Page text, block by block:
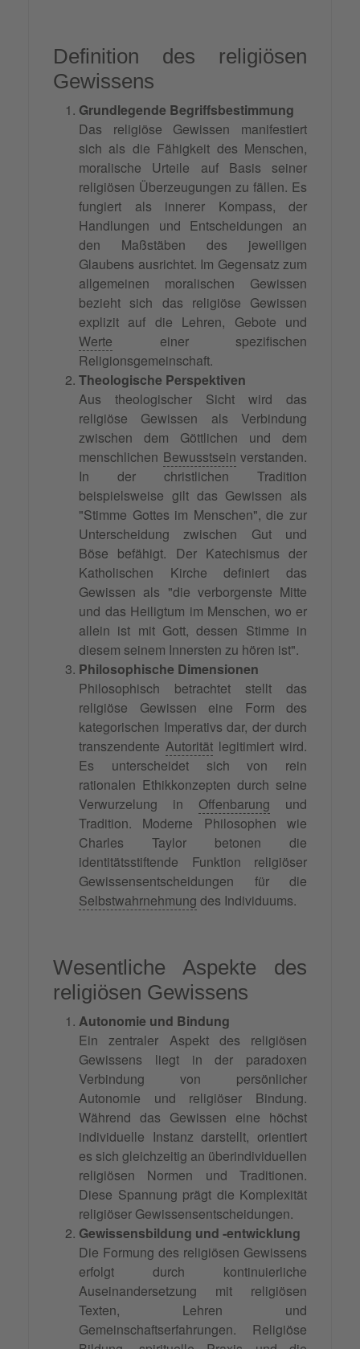
Definition des religiösen
Gewissens
Grundlegende Begriffsbestimmung
Das religiöse Gewissen manifestiert
sich als die Fähigkeit des Menschen,
moralische Urteile auf Basis seiner
religiösen Überzeugungen zu fällen. Es
fungiert als innerer Kompass, der
Handlungen und Entscheidungen an
den Maßstäben des jeweiligen
Glaubens ausrichtet. Im Gegensatz zum
allgemeinen moralischen Gewissen
bezieht sich das religiöse Gewissen
explizit auf die Lehren, Gebote und
Werte einer spezifischen
Religionsgemeinschaft.
Theologische Perspektiven
Aus theologischer Sicht wird das
religiöse Gewissen als Verbindung
zwischen dem Göttlichen und dem
menschlichen Bewusstsein verstanden.
In der christlichen Tradition
beispielsweise gilt das Gewissen als
"Stimme Gottes im Menschen", die zur
Unterscheidung zwischen Gut und
Böse befähigt. Der Katechismus der
Katholischen Kirche definiert das
Gewissen als "die verborgenste Mitte
und das Heiligtum im Menschen, wo er
allein ist mit Gott, dessen Stimme in
diesem seinem Innersten zu hören ist".
Philosophische Dimensionen
Philosophisch betrachtet stellt das
religiöse Gewissen eine Form des
kategorischen Imperativs dar, der durch
transzendente Autorität legitimiert wird.
Es unterscheidet sich von rein
rationalen Ethikkonzepten durch seine
Verwurzelung in Offenbarung und
Tradition. Moderne Philosophen wie
Charles Taylor betonen die
identitätsstiftende Funktion religiöser
Gewissensentscheidungen für die
Selbstwahrnehmung des Individuums.
Wesentliche Aspekte des
religiösen Gewissens
Autonomie und Bindung
Ein zentraler Aspekt des religiösen
Gewissens liegt in der paradoxen
Verbindung von persönlicher
Autonomie und religiöser Bindung.
Während das Gewissen eine höchst
individuelle Instanz darstellt, orientiert
es sich gleichzeitig an überindividuellen
religiösen Normen und Traditionen.
Diese Spannung prägt die Komplexität
religiöser Gewissensentscheidungen.
Gewissensbildung und -entwicklung
Die Formung des religiösen Gewissens
erfolgt durch kontinuierliche
Auseinandersetzung mit religiösen
Texten, Lehren und
Gemeinschaftserfahrungen. Religiöse